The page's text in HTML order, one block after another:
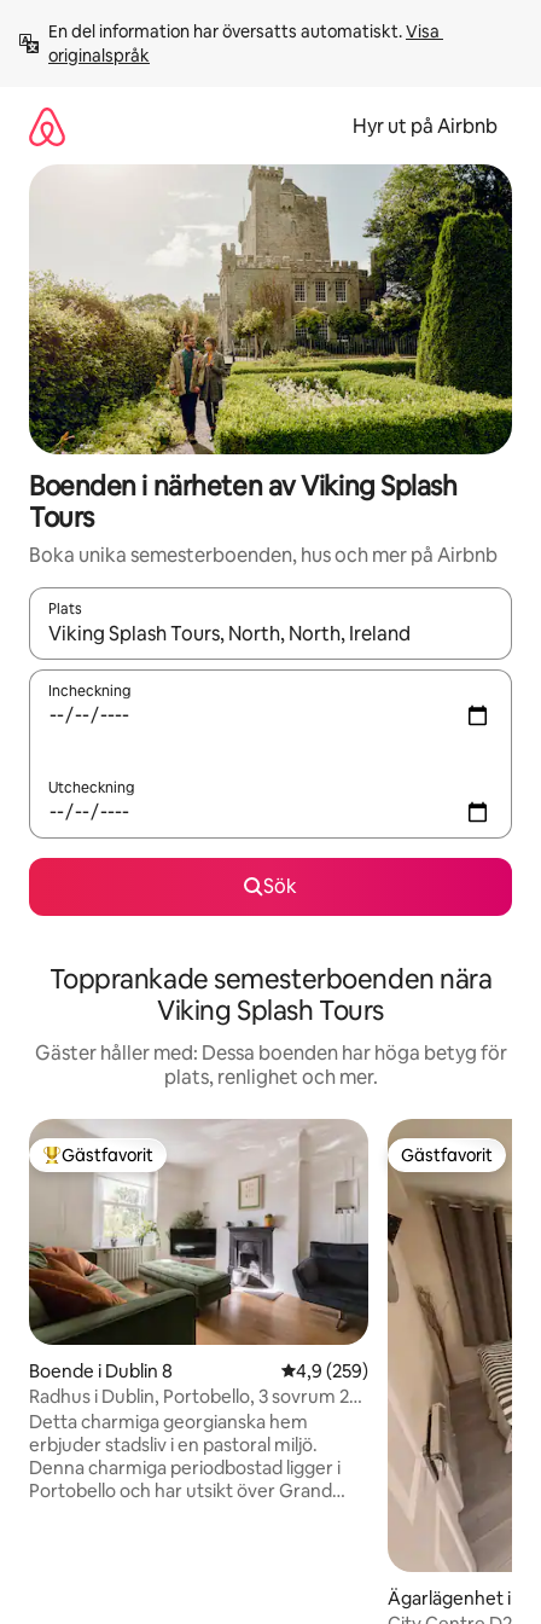
innehåll
En del information har översatts automatiskt. Visa
originalspråk
Hyr ut på Airbnb
Boenden i närheten av Viking Splash
Tours
Boka unika semesterboenden, hus och mer på Airbnb
Plats
När resultaten är tillgängliga kan du navigera med upp- och
Incheckning
Utcheckning
Sök
Topprankade semesterboenden nära
Viking Splash Tours
Gäster håller med: Dessa boenden har höga betyg för
plats, renlighet och mer.
Populär gästfavorit
Gästfavorit
Boende i Dublin 8 4,9 av 5 i genomsnittligt
4,9 (259)
Radhus i Dublin, Portobello, 3 sovrum 2
badrum
Detta charmiga georgianska hem
erbjuder stadsliv i en pastoral miljö.
Denna charmiga periodbostad ligger i
Portobello och har utsikt över Grand
Gästfavorit
Gästfavorit
Ägarlägenhet i